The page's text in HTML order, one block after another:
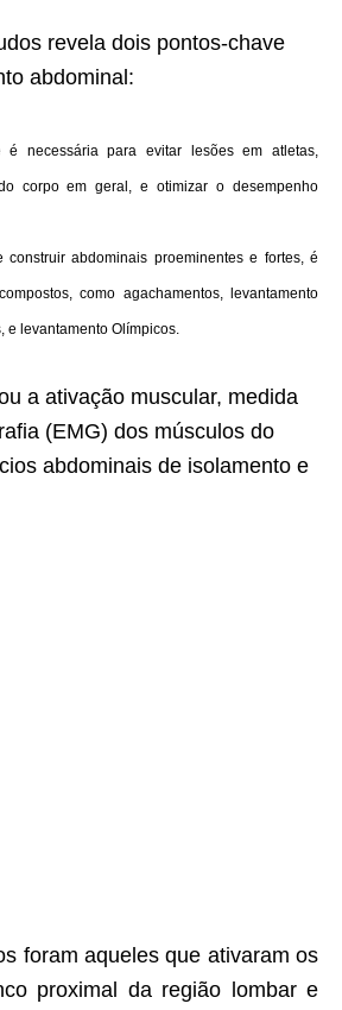
revela dois pontos-chave
abdominal:
necessária para evitar lesões em atletas,
corpo em geral, e otimizar o desempenho
construir abdominais proeminentes e fortes, é
como agachamentos, levantamento
e levantamento Olímpicos.
a ativação muscular, medida
(EMG) dos músculos do
abdominais de isolamento e
foram aqueles que ativaram os
proximal da região lombar e